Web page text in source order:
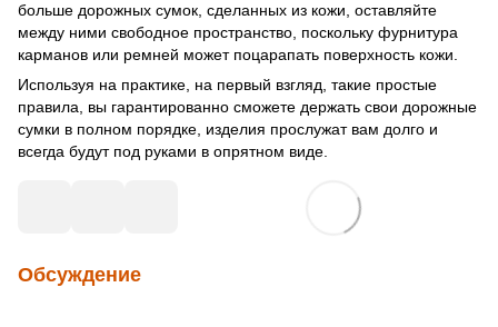
больше дорожных сумок, сделанных из кожи, оставляйте
между ними свободное пространство, поскольку фурнитура
карманов или ремней может поцарапать поверхность кожи.
Используя на практике, на первый взгляд, такие простые
правила, вы гарантированно сможете держать свои дорожные
сумки в полном порядке, изделия прослужат вам долго и
всегда будут под руками в опрятном виде.
Обсуждение